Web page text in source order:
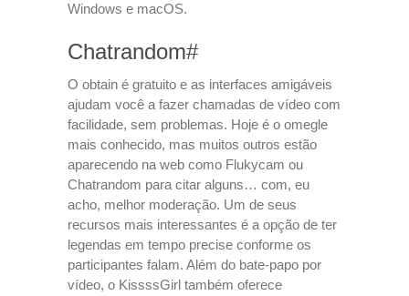
Windows e macOS.
Chatrandom#
O obtain é gratuito e as interfaces amigáveis
ajudam você a fazer chamadas de vídeo com
facilidade, sem problemas. Hoje é o omegle
mais conhecido, mas muitos outros estão
aparecendo na web como Flukycam ou
Chatrandom para citar alguns… com, eu
acho, melhor moderação. Um de seus
recursos mais interessantes é a opção de ter
legendas em tempo precise conforme os
participantes falam. Além do bate-papo por
vídeo, o KissssGirl também oferece